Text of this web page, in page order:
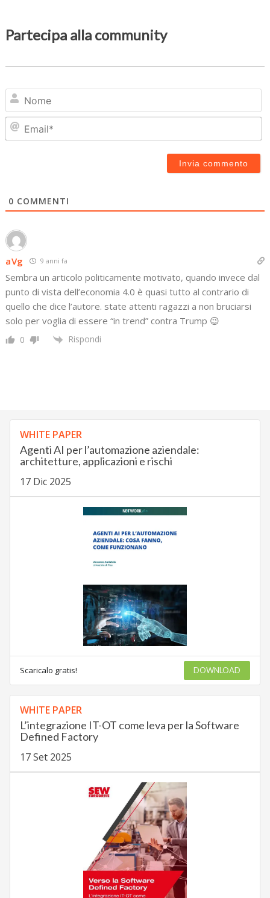
Partecipa alla community
0 COMMENTI
aVg 9 anni fa
Sembra un articolo politicamente motivato, quando invece dal
punto di vista dell’economia 4.0 è quasi tutto al contrario di
quello che dice l’autore. state attenti ragazzi a non bruciarsi
solo per voglia di essere “in trend” contra Trump 😉
0 Rispondi
WHITE PAPER
Agenti AI per l’automazione aziendale:
architetture, applicazioni e rischi
17 Dic 2025
Scaricalo gratis! DOWNLOAD
WHITE PAPER
L’integrazione IT-OT come leva per la Software
Defined Factory
17 Set 2025